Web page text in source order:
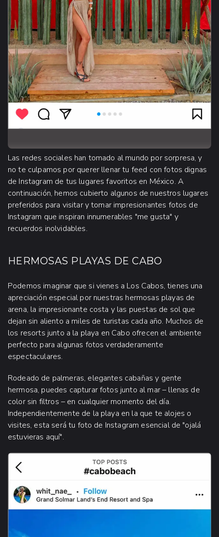
Las redes sociales han tomado al mundo por sorpresa, y
no te culpamos por querer llenar tu feed con fotos dignas
de Instagram de tus lugares favoritos en México. A
continuación, hemos cubierto algunos de nuestros lugares
preferidos para visitar y tomar impresionantes fotos de
Instagram que inspiran innumerables "me gusta" y
recuerdos inolvidables.
HERMOSAS PLAYAS DE CABO
Podemos imaginar que si vienes a Los Cabos, tienes una
apreciación especial por nuestras hermosas playas de
arena, la impresionante costa y las puestas de sol que
dejan sin aliento a miles de turistas cada año. Muchos de
los resorts junto a la playa en Cabo ofrecen el ambiente
perfecto para algunas fotos verdaderamente
espectaculares.
Rodeado de palmeras, elegantes cabañas y gente
hermosa, puedes capturar fotos junto al mar – llenas de
color sin filtros – en cualquier momento del día.
Independientemente de la playa en la que te alojes o
visites, esta será tu foto de Instagram esencial de "ojalá
estuvieras aquí".